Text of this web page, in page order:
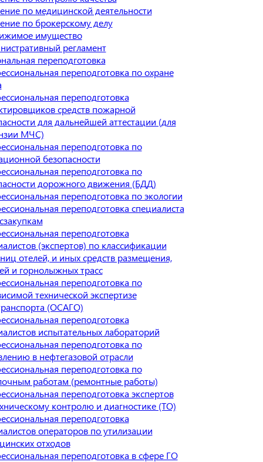
по медицинской деятельности
по брокерскому делу
имущество
регламент
переподготовка
переподготовка по охране
переподготовка
средств пожарной
для дальнейшей аттестации (для
МЧС)
переподготовка по
безопасности
переподготовка по
дорожного движения (БДД)
переподготовка по экологии
переподготовка специалиста
переподготовка
(экспертов) по классификации
отелей, и иных средств размещения,
и горнолыжных трасс
переподготовка по
технической экспертизе
(ОСАГО)
переподготовка
испытательных лабораторий
переподготовка по
в нефтегазовой отрасли
переподготовка по
работам (ремонтные работы)
переподготовка экспертов
контролю и диагностике (ТО)
переподготовка
операторов по утилизации
отходов
переподготовка в сфере ГО